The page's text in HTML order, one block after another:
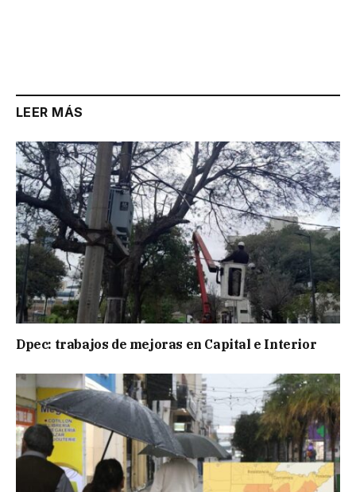
LEER MÁS
Dpec: trabajos de mejoras en Capital e Interior